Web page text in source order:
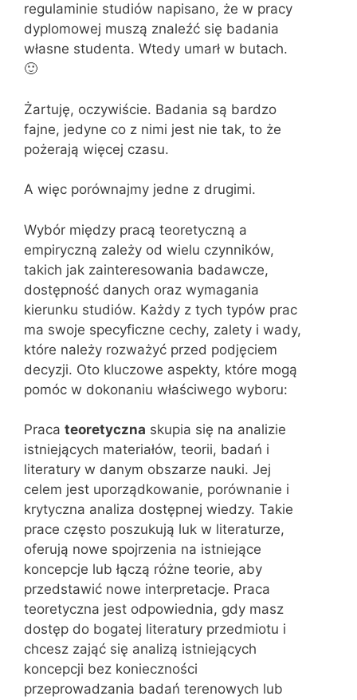
regulaminie studiów napisano, że w pracy
dyplomowej muszą znaleźć się badania
własne studenta. Wtedy umarł w butach.
🙂
Żartuję, oczywiście. Badania są bardzo
fajne, jedyne co z nimi jest nie tak, to że
pożerają więcej czasu.
A więc porównajmy jedne z drugimi.
Wybór między pracą teoretyczną a
empiryczną zależy od wielu czynników,
takich jak zainteresowania badawcze,
dostępność danych oraz wymagania
kierunku studiów. Każdy z tych typów prac
ma swoje specyficzne cechy, zalety i wady,
które należy rozważyć przed podjęciem
decyzji. Oto kluczowe aspekty, które mogą
pomóc w dokonaniu właściwego wyboru:
Praca teoretyczna skupia się na analizie
istniejących materiałów, teorii, badań i
literatury w danym obszarze nauki. Jej
celem jest uporządkowanie, porównanie i
krytyczna analiza dostępnej wiedzy. Takie
prace często poszukują luk w literaturze,
oferują nowe spojrzenia na istniejące
koncepcje lub łączą różne teorie, aby
przedstawić nowe interpretacje. Praca
teoretyczna jest odpowiednia, gdy masz
dostęp do bogatej literatury przedmiotu i
chcesz zająć się analizą istniejących
koncepcji bez konieczności
przeprowadzania badań terenowych lub